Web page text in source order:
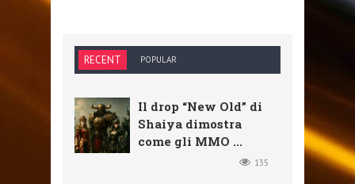
RECENT POPULAR
Il drop “New Old” di
Shaiya dimostra
come gli MMO ...
135